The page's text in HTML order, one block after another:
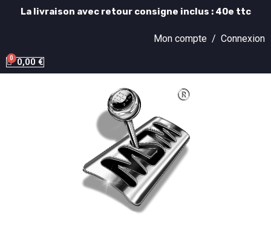
La livraison avec retour consigne inclus : 40e ttc
Mon compte / Connexion
0,00 €